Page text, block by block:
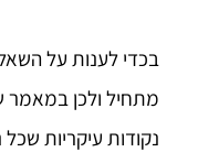
בכדי לענות על
מתחיל ולכן במאמר
נקודות עיקריות